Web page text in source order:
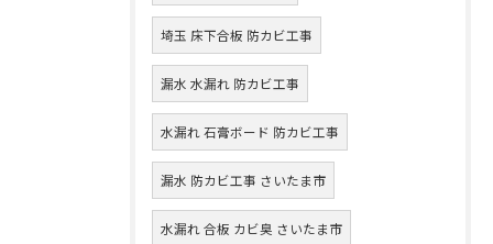
埼玉 床下合板 防カビ工事
漏水 水漏れ 防カビ工事
水漏れ 石膏ボード 防カビ工事
漏水 防カビ工事 さいたま市
水漏れ 合板 カビ臭 さいたま市